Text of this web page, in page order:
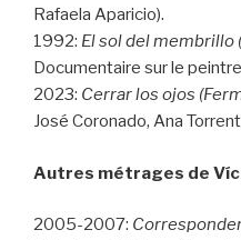
Rafaela Aparicio).
1992: El sol del membrillo
Documentaire sur le
2023: Cerrar los ojos
José Coronado, Ana
Autres métrages de
2005-2007: